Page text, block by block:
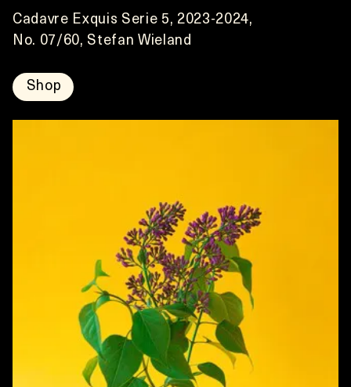
Cadavre Exquis Serie 5, 2023-2024,
No. 07/60, Stefan Wieland
Shop